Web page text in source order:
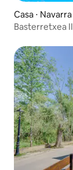
Casa ⋅ Navarra
Basterretxea II